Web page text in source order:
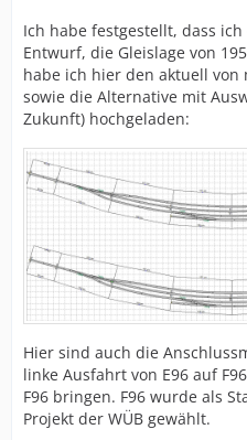
Ich habe festgestellt, dass
Entwurf, die Gleislage von
habe ich hier den aktuell von
sowie die Alternative mit
Zukunft) hochgeladen:
Hier sind auch die
linke Ausfahrt von E96 auf
F96 bringen. F96 wurde als
Projekt der WÜB gewählt.